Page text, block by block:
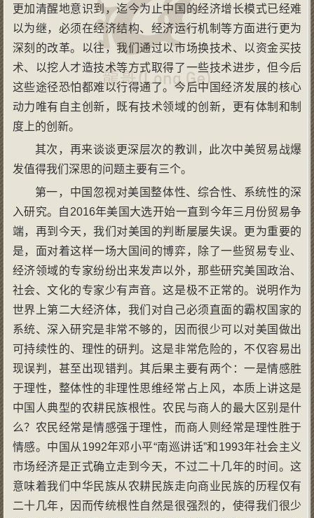
更加清醒地意识到，迄今为止中国的经济增长模式已经难
以为继，必须在经济结构、经济运行机制等方面进行更为
深刻的改革。以往，我们通过以市场换技术、以资金买技
术、以挖人才造技术等方式取得了一些技术进步，但今后
这些途径恐怕都难以行得通了。今后中国经济发展的核心
动力唯有自主创新，既有技术领域的创新，更有体制和制
度上的创新。
其次，再来谈谈更深层次的教训，此次中美贸易战爆
发值得我们深思的问题主要有三个。
第一，中国忽视对美国整体性、综合性、系统性的深
入研究。自2016年美国大选开始一直到今年三月份贸易争
端，再到今天，我们对美国的判断屡屡失误。更为重要的
是，面对着这样一场大国间的博弈，除了一些贸易专业、
经济领域的专家纷纷出来发声以外，那些研究美国政治、
社会、文化的专家少有声音。这是极不正常的。说明作为
世界上第二大经济体，我们对自己必须直面的霸权国家的
系统、深入研究是非常不够的，因而很少可以对美国做出
可持续性的、理性的研判。这是非常危险的，不仅容易出
现误判，甚至出现错判。其后果主要有两个：一是情感胜
于理性，整体性的非理性思维经常占上风，本质上讲这是
中国人典型的农耕民族根性。农民与商人的最大区别是什
么？农民经常是情感强于理性，而商人则经常是理性胜于
情感。中国从1992年邓小平“南巡讲话”和1993年社会主义
市场经济是正式确立走到今天，不过二十几年的时间。这
意味着我们中华民族从农耕民族走向商业民族的历程仅有
二十几年，因而传统根性自然是很强烈的，使得我们很少